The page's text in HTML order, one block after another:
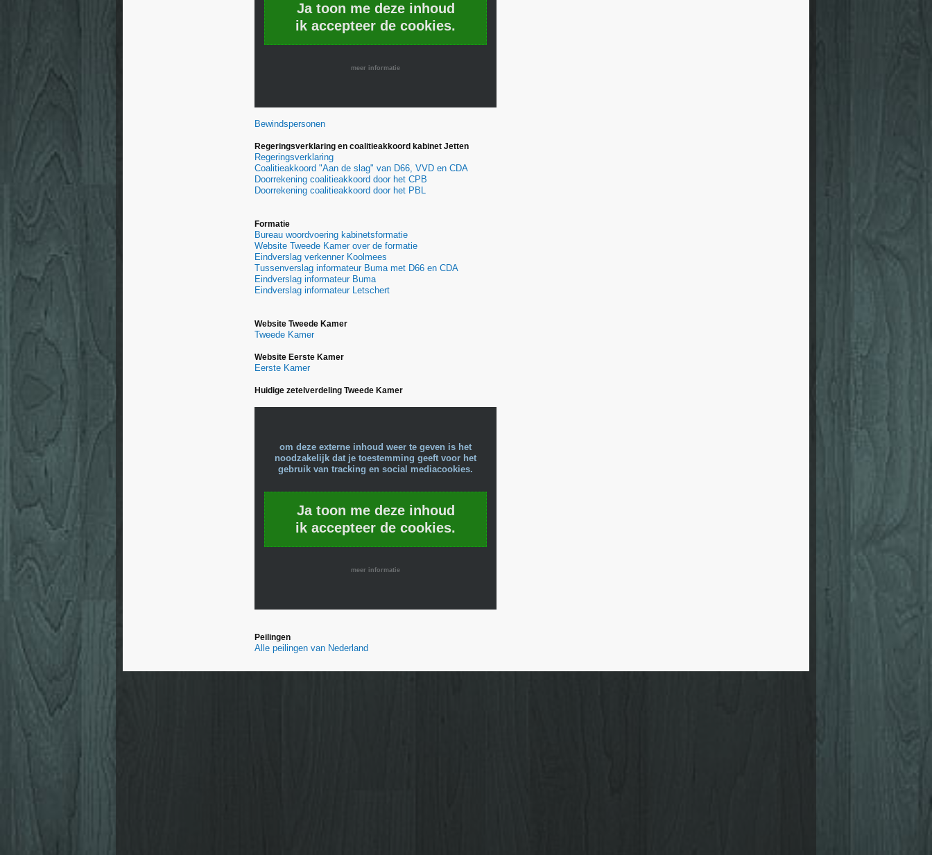
Ja toon me deze inhoud
ik accepteer de cookies.
meer informatie
Bewindspersonen
Regeringsverklaring en coalitieakkoord kabinet Jetten
Regeringsverklaring
Coalitieakkoord "Aan de slag" van D66, VVD en CDA
Doorrekening coalitieakkoord door het CPB
Doorrekening coalitieakkoord door het PBL
Formatie
Bureau woordvoering kabinetsformatie
Website Tweede Kamer over de formatie
Eindverslag verkenner Koolmees
Tussenverslag informateur Buma met D66 en CDA
Eindverslag informateur Buma
Eindverslag informateur Letschert
Website Tweede Kamer
Tweede Kamer
Website Eerste Kamer
Eerste Kamer
Huidige zetelverdeling Tweede Kamer
om deze externe inhoud weer te geven is het
noodzakelijk dat je toestemming geeft voor het
gebruik van tracking en social mediacookies.
Ja toon me deze inhoud
ik accepteer de cookies.
meer informatie
Peilingen
Alle peilingen van Nederland